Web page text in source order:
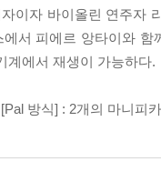
이자 바이올린 연주자
에서 피에르 앙타이와
계에서 재생이 가능하다.
방식] : 2개의 마니피